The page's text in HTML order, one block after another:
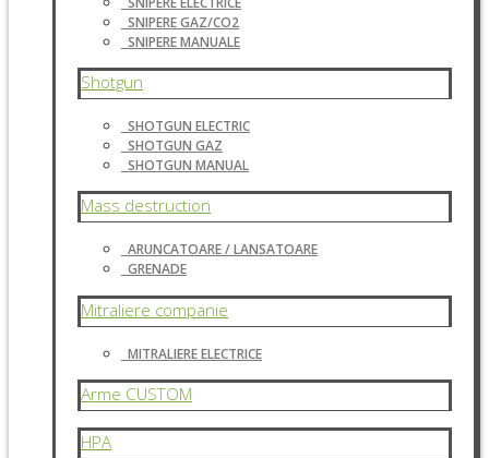
SNIPERE GAZ/CO2
SNIPERE MANUALE
Shotgun
SHOTGUN ELECTRIC
SHOTGUN GAZ
SHOTGUN MANUAL
Mass destruction
ARUNCATOARE / LANSATOARE
GRENADE
Mitraliere companie
MITRALIERE ELECTRICE
Arme CUSTOM
HPA